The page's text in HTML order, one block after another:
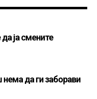
ја смените
да ги заборави